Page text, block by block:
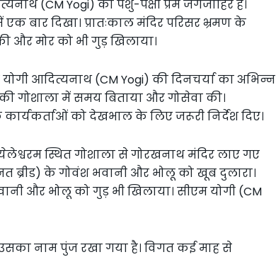
(CM Yogi) का पशु-पक्षी प्रेम जगजाहिर है।
बार दिखा। प्रातःकाल मंदिर परिसर भ्रमण के
और मोर को भी गुड़ खिलाया।
आदित्यनाथ (CM Yogi) की दिनचर्या का अभिन्न
गोशाला में समय बिताया और गोसेवा की।
को देखभाल के लिए जरूरी निर्देश दिए।
स्थित गोशाला से गोरखनाथ मंदिर लाए गए
ब्रीड) के गोवंश भवानी और भोलू को खूब दुलारा।
और भोलू को गुड़ भी खिलाया। सीएम योगी (CM
नाम पुंज रखा गया है। विगत कई माह से